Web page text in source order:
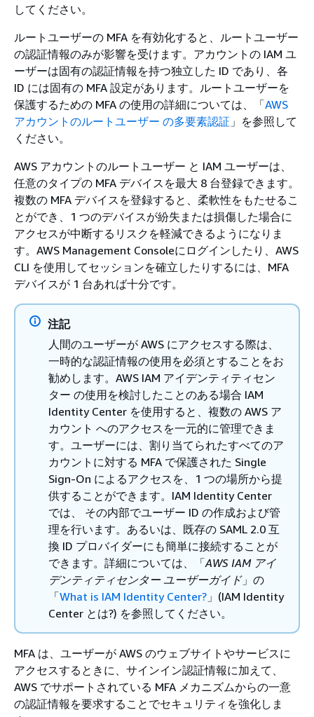
してください。
ルートユーザーの MFA を有効化すると、ルートユーザー
の認証情報のみが影響を受けます。アカウントの IAM ユ
ーザーは固有の認証情報を持つ独立した ID であり、各
ID には固有の MFA 設定があります。ルートユーザーを
保護するための MFA の使用の詳細については、「AWS
アカウントのルートユーザー の多要素認証 」を参照して
ください。
AWS アカウントのルートユーザー と IAM ユーザーは、
任意のタイプの MFA デバイスを最大 8 台登録できます。
複数の MFA デバイスを登録すると、柔軟性をもたせるこ
とができ、1 つのデバイスが紛失または損傷した場合に
アクセスが中断するリスクを軽減できるようになりま
す。AWS Management Consoleにログインしたり、AWS
CLI を使用してセッションを確立したりするには、MFA
デバイスが 1 台あれば十分です。
注記
人間のユーザーが AWS にアクセスする際は、
一時的な認証情報の使用を必須とすることをお
勧めします。AWS IAM アイデンティティセン
ター の使用を検討したことのある場合 IAM
Identity Center を使用すると、複数の AWS ア
カウント へのアクセスを一元的に管理できま
す。ユーザーには、割り当てられたすべてのア
カウントに対する MFA で保護された Single
Sign-On によるアクセスを、1 つの場所から提
供することができます。IAM Identity Center
では、 その内部でユーザー ID の作成および管
理を行います。あるいは、既存の SAML 2.0 互
換 ID プロバイダーにも簡単に接続することが
できます。詳細については、「AWS IAM アイ
デンティティセンター ユーザーガイド」の
「What is IAM Identity Center? 」(IAM Identity
Center とは?) を参照してください。
MFA は、ユーザーが AWS のウェブサイトやサービスに
アクセスするときに、サインイン認証情報に加えて、
AWS でサポートされている MFA メカニズムからの一意
の認証情報を要求することでセキュリティを強化しま